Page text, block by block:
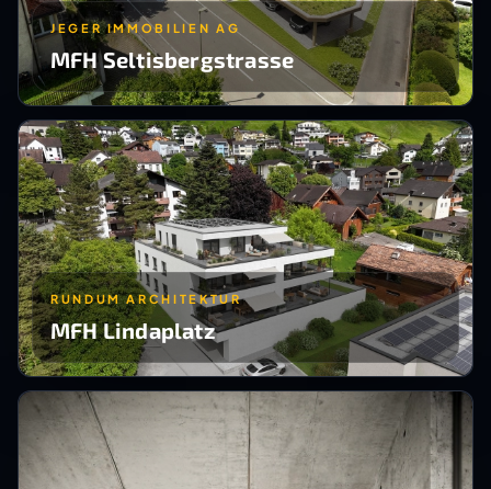
JEGER IMMOBILIEN AG
MFH Seltisbergstrasse
RUNDUM ARCHITEKTUR
MFH Lindaplatz